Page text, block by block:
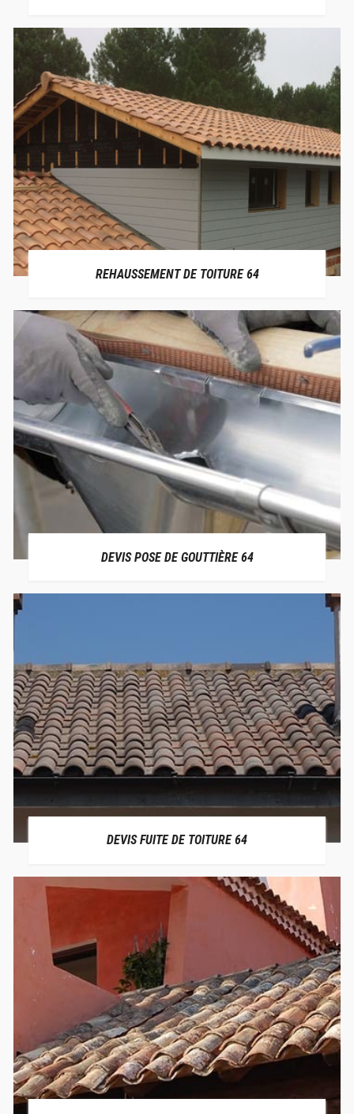
REHAUSSEMENT DE TOITURE 64
DEVIS POSE DE GOUTTIÈRE 64
DEVIS FUITE DE TOITURE 64